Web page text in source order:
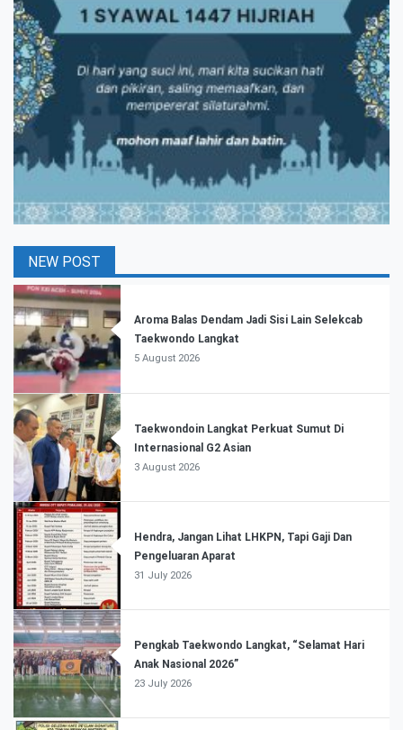
NEW POST
Aroma Balas Dendam Jadi Sisi Lain Selekcab
Taekwondo Langkat
5 August 2026
Taekwondoin Langkat Perkuat Sumut Di
Internasional G2 Asian
3 August 2026
Hendra, Jangan Lihat LHKPN, Tapi Gaji Dan
Pengeluaran Aparat
31 July 2026
Pengkab Taekwondo Langkat, “Selamat Hari
Anak Nasional 2026”
23 July 2026